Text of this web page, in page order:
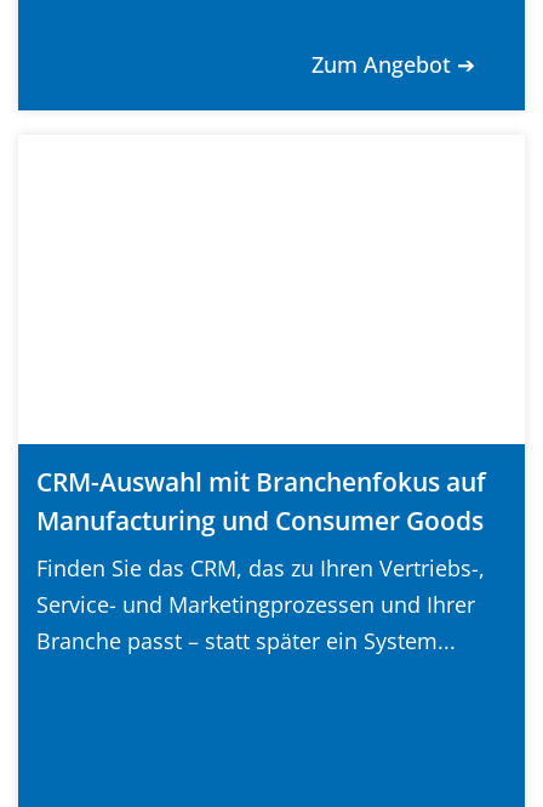
Zum Angebot ➔
CRM-Auswahl mit Branchenfokus auf
Manufacturing und Consumer Goods
Finden Sie das CRM, das zu Ihren Vertriebs-,
Service- und Marketingprozessen und Ihrer
Branche passt – statt später ein System...